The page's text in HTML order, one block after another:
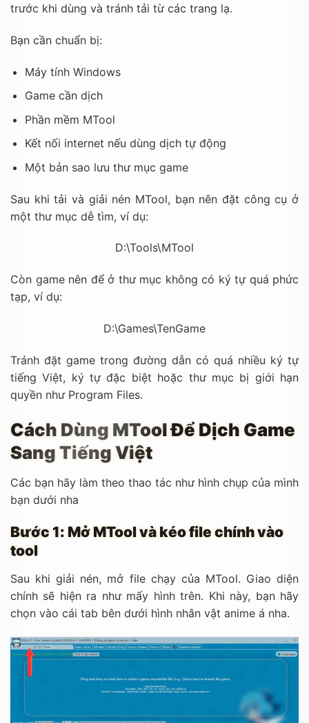
trước khi dùng và tránh tải từ các trang lạ.
Bạn cần chuẩn bị:
Máy tính Windows
Game cần dịch
Phần mềm MTool
Kết nối internet nếu dùng dịch tự động
Một bản sao lưu thư mục game
Sau khi tải và giải nén MTool, bạn nên đặt công cụ ở
một thư mục dễ tìm, ví dụ:
D:\Tools\MTool
Còn game nên để ở thư mục không có ký tự quá phức
tạp, ví dụ:
D:\Games\TenGame
Tránh đặt game trong đường dẫn có quá nhiều ký tự
tiếng Việt, ký tự đặc biệt hoặc thư mục bị giới hạn
quyền như Program Files.
Cách Dùng MTool Để Dịch Game
Sang Tiếng Việt
Các bạn hãy làm theo thao tác như hình chụp của mình
bạn dưới nha
Bước 1: Mở MTool và kéo file chính vào
tool
Sau khi giải nén, mở file chạy của MTool. Giao diện
chính sẽ hiện ra như mấy hình trên. Khi này, bạn hãy
chọn vào cái tab bên dưới hình nhân vật anime á nha.